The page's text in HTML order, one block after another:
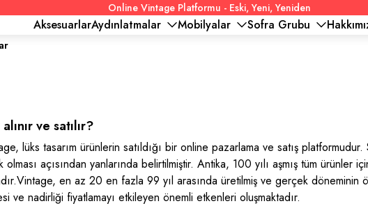
Online Vintage Platformu - Eski, Yeni, Yeniden
AksesuarlarAydınlatmalar Mobilyalar Sofra Grubu
ve satılır?
lüks tasarım ürünlerin satıldığı bir online pazarlama ve satış
olması açısından yanlarında belirtilmiştir. Antika, 100 yılı aşmış tüm
en az 20 en fazla 99 yıl arasında üretilmiş ve gerçek
ve nadirliği fiyatlamayı etkileyen önemli etkenleri oluşmaktadır.